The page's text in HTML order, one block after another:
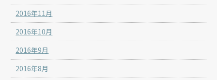
2016年11月
2016年10月
2016年9月
2016年8月